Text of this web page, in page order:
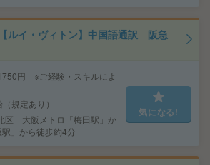
ルイ・ヴィトン】中国語通訳 阪急
円 ※ご経験・スキルによ
規定あり）
区 大阪メトロ「梅田駅」か
」から徒歩約4分
気になる!